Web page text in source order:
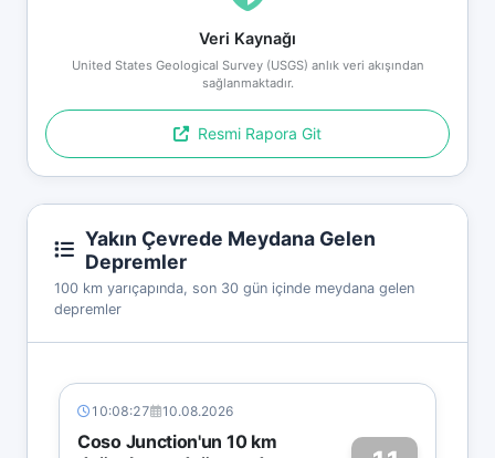
Veri Kaynağı
United States Geological Survey (USGS) anlık veri akışından
sağlanmaktadır.
Resmi Rapora Git
Yakın Çevrede Meydana Gelen
Depremler
100 km yarıçapında, son 30 gün içinde meydana gelen
depremler
10:08:27 10.08.2026
Coso Junction'un 10 km